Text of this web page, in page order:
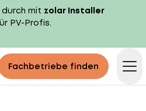
mit zolar Installer
PV-Profis.
Fachbetriebe finden